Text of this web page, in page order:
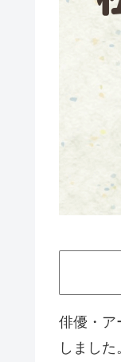
俳優・ア
しました